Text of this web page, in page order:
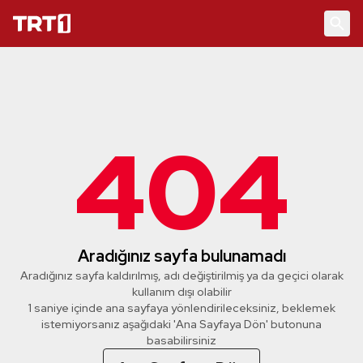
404
Aradığınız sayfa bulunamadı
Aradığınız sayfa kaldırılmış, adı değiştirilmiş ya da geçici olarak
kullanım dışı olabilir
1 saniye içinde ana sayfaya yönlendirileceksiniz, beklemek
istemiyorsanız aşağıdaki 'Ana Sayfaya Dön' butonuna
basabilirsiniz